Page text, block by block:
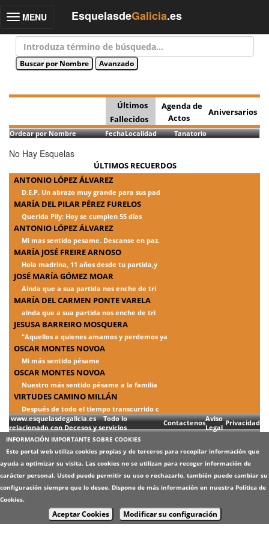
Toggle
MENU EsquelasdeGalicia.es
Últimos
Fallecidos
Agenda de
Actos
Aniversarios
Ordear por Nombre FechaLocalidad Tanatorio
No Hay Esquelas
ÚLTIMOS RECUERDOS
ANTONIO LÓPEZ ÁLVAREZ
D.E.P. Un abrazo muy grande para sus pad
MARÍA DEL PILAR PÉREZ FURELOS
Querida Pily: Hoy se cumplen 55 días
ANTONIO LÓPEZ ÁLVAREZ
Mi mas sentido pesame. Descanse en paz.
MARÍA JOSÉ FREIRE ARNOSO
Hola madrina, 11 años desde tu partida,y
JOSÉ MARÍA GÓMEZ MOAR
Ainda que a sua partida nos enche de tri
MARÍA DEL CARMEN PONTE VARELA
ainda que a sua partida nos enche de tri
JESUSA BARREIRO MOSQUERA
"Aquellos a quienes amamos y perdemos ya
OSCAR MONTES NOVOA
Mi más sentido pésame
OSCAR MONTES NOVOA
Nuestro más sentido pésame a la familia
VIRTUDES CAMINO MILLÁN
Después de todo el tiempo transcurrido c
www.esquelasdegalicia.es Todo lo
relacionado con Decesos y servicios
ContactenosAviso
Legal
Privacidad
INFORMACIÓN IMPORTANTE SOBRE COOKIES
Este portal web utiliza cookies propias y de terceros para recopilar información que
ayuda a optimizar su visita. Las cookies no se utilizan para recoger información de
carácter personal. Usted puede permitir su uso o rechazarlo, también puede cambiar su
configuración siempre que lo desee. Dispone de más información en nuestra Política de
Cookies.